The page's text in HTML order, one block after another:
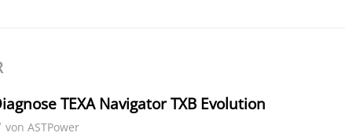
TEXA Navigator TXB Evolution
von ASTPower